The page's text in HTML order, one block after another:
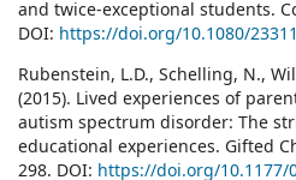
and twice-exceptional students.
DOI: https://doi.org/10.1080/
Rubenstein, L.D., Schelling, N.,
(2015). Lived experiences of
autism spectrum disorder: The
educational experiences. Gifted
298. DOI: https://doi.org/10.1177/